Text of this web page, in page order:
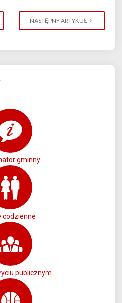
NASTĘPNY ARTYKUŁ
gminny
codzienne
publicznym